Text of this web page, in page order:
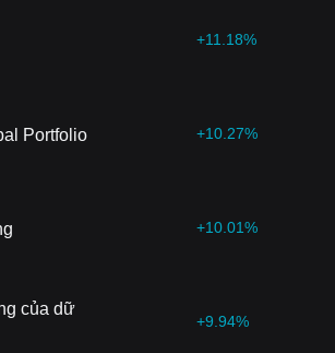
+11.18%
Portfolio +10.27%
+10.01%
của dữ
+9.94%